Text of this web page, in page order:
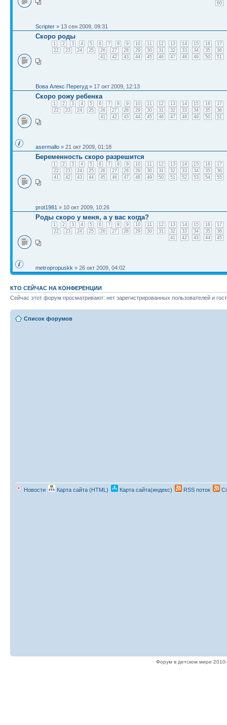
60
Scripter » 13 сен 2009, 09:31
Скоро роды
1 2 3 4 5 6 7 8 9 10 11 12 13 14 15 16
17
22
23 24 25 26 27 28 29 30 31 32 33 34 35
36
41
42 43 44 45 46 47 48 49 50 51
Вова Алекс Перегуд» 17 окт 2009, 12:13
Скоро рожу ребенка
1 2 3 4 5 6 7 8 9 10 11 12 13 14 15 16
17
22
23 24 25 26 27 28 29 30 31 32 33 34 35
36
41
42 43 44 45 46 47 48 49 50 51
asermallo » 21 окт 2009, 01:18
Беременность скоро разрешится
1 2 3 4 5 6 7 8 9 10 11 12 13 14 15 16
17
22
23 24 25 26 27 28 29 30 31 32 33 34 35
36
41
42 43 44 45 46 47 48 49 50 51 52 53 54 55
prot1981 » 10 окт 2009, 10:26
Роды скоро у меня, а у вас когда?
1 2 3 4 5 6 7 8 9 10 11 12 13 14 15 16
17
22
23 24 25 26 27 28 29 30 31 32 33 34 35
36
41
42 43 44 45
metropropuskk » 26 окт 2009, 04:02
КТО СЕЙЧАС НА КОНФЕРЕНЦИИ
Сейчас этот форум просматривают: нет зарегистрированных пользователей и
Список форумов
Новости Карта сайта (HTML) Карта сайта(индекс) RSS поток
Форум в детском мире